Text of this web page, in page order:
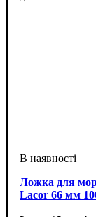
Ложка для
Lacor 66 мм